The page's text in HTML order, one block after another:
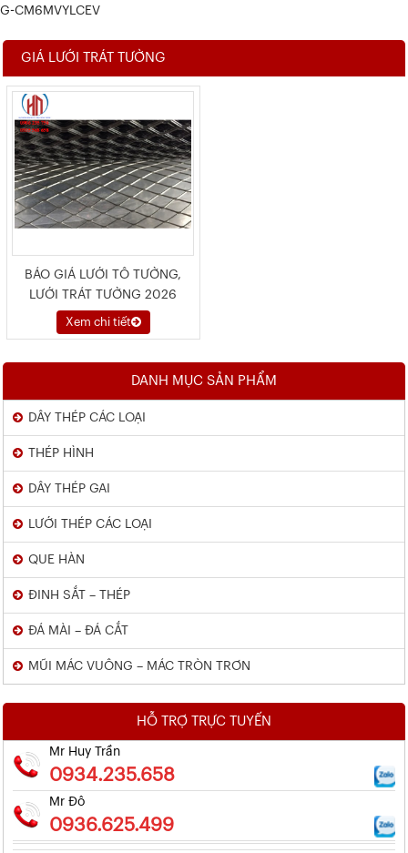
G-CM6MVYLCEV
GIÁ LƯỚI TRÁT TƯỜNG
BÁO GIÁ LƯỚI TÔ TƯỜNG,
LƯỚI TRÁT TƯỜNG 2026
Xem chi tiết
DANH MỤC SẢN PHẨM
DÂY THÉP CÁC LOẠI
THÉP HÌNH
DÂY THÉP GAI
LƯỚI THÉP CÁC LOẠI
QUE HÀN
ĐINH SẮT – THÉP
ĐÁ MÀI – ĐÁ CẮT
MŨI MÁC VUÔNG – MÁC TRÒN TRƠN
HỖ TRỢ TRỰC TUYẾN
Mr Huy Trần
0934.235.658
Mr Đô
0936.625.499